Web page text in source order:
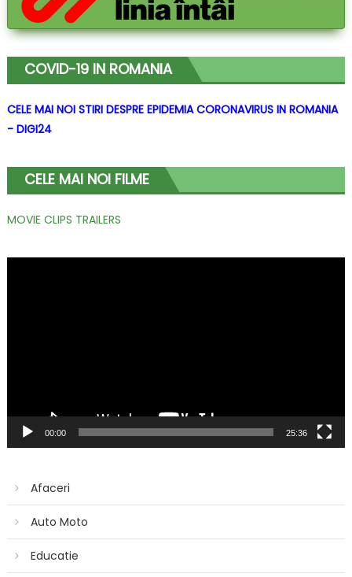
COVID-19 IN ROMANIA
CELE MAI NOI STIRI DESPRE EPIDEMIA CORONAVIRUS IN ROMANIA
- DIGI24
CELE MAI NOI FILME
MOVIE CLIPS TRAILERS
00:00 25:36
Afaceri
Auto Moto
Educatie